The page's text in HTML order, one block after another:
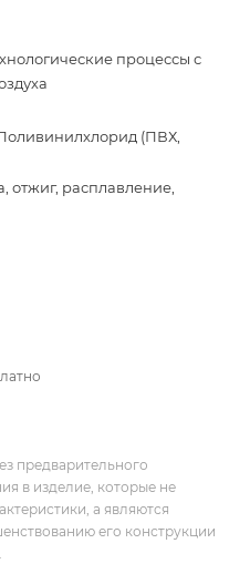
процессы с
(ПВХ,
отжиг, расплавление,
предварительного
в изделие, которые не
а являются
его конструкции